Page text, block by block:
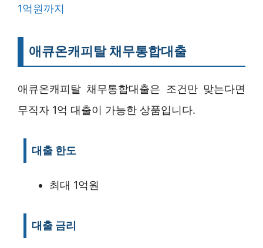
1억원까지
애큐온캐피탈 채무통합대출
애큐온캐피탈 채무통합대출은 조건만 맞는다면
무직자 1억 대출이 가능한 상품입니다.
대출 한도
최대 1억원
대출 금리